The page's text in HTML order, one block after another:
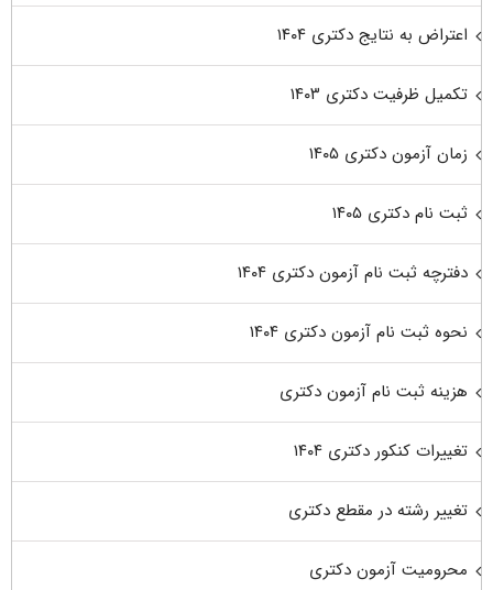
اعتراض به نتایج دکتری ۱۴۰۴
تکمیل ظرفیت دکتری ۱۴۰۳
زمان آزمون دکتری ۱۴۰۵
ثبت نام دکتری ۱۴۰۵
دفترچه ثبت نام آزمون دکتری ۱۴۰۴
نحوه ثبت نام آزمون دکتری ۱۴۰۴
هزینه ثبت نام آزمون دکتری
تغییرات کنکور دکتری ۱۴۰۴
تغییر رشته در مقطع دکتری
محرومیت آزمون دکتری